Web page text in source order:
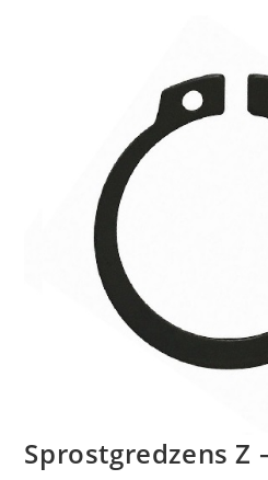
Sprostgredzens Z